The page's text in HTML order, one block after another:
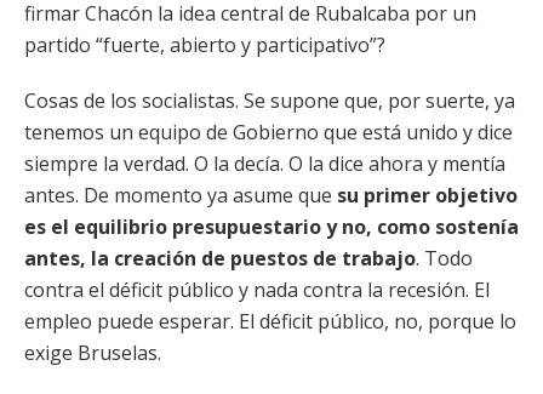
firmar Chacón la idea central de Rubalcaba por un
partido “fuerte, abierto y participativo”?
Cosas de los socialistas. Se supone que, por suerte, ya
tenemos un equipo de Gobierno que está unido y dice
siempre la verdad. O la decía. O la dice ahora y mentía
antes. De momento ya asume que su primer objetivo
es el equilibrio presupuestario y no, como sostenía
antes, la creación de puestos de trabajo. Todo
contra el déficit público y nada contra la recesión. El
empleo puede esperar. El déficit público, no, porque lo
exige Bruselas.